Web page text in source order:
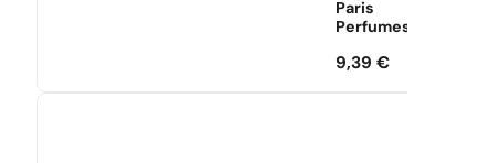
Paris
Perfumes
9,39€